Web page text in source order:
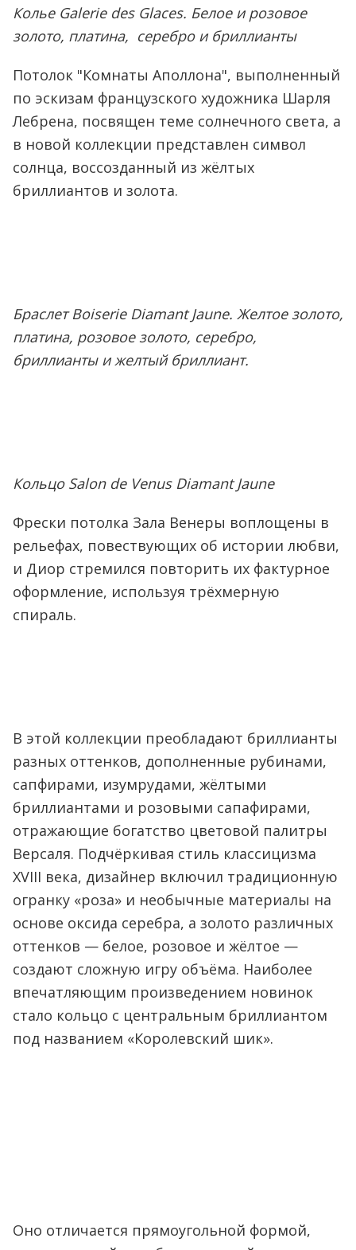
Колье Galerie des Glaces. Белое и розовое
золото, платина, серебро и бриллианты
Потолок "Комнаты Аполлона", выполненный
по эскизам французского художника Шарля
Лебрена, посвящен теме солнечного света, а
в новой коллекции представлен символ
солнца, воссозданный из жёлтых
бриллиантов и золота.
Браслет Boiserie Diamant Jaune. Желтое золото,
платина, розовое золото, серебро,
бриллианты и желтый бриллиант.
Кольцо Salon de Venus Diamant Jaune
Фрески потолка Зала Венеры воплощены в
рельефах, повествующих об истории любви,
и Диор стремился повторить их фактурное
оформление, используя трёхмерную
спираль.
В этой коллекции преобладают бриллианты
разных оттенков, дополненные рубинами,
сапфирами, изумрудами, жёлтыми
бриллиантами и розовыми сапафирами,
отражающие богатство цветовой палитры
Версаля. Подчёркивая стиль классицизма
XVIII века, дизайнер включил традиционную
огранку «роза» и необычные материалы на
основе оксида серебра, а золото различных
оттенков — белое, розовое и жёлтое —
создают сложную игру объёма. Наиболее
впечатляющим произведением новинок
стало кольцо с центральным бриллиантом
под названием «Королевский шик».
Оно отличается прямоугольной формой,